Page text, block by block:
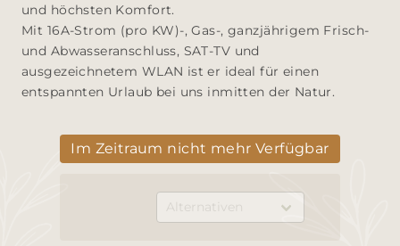
und höchsten Komfort.
Mit 16A-Strom (pro KW)-, Gas-, ganzjährigem Frisch-
und Abwasseranschluss, SAT-TV und
ausgezeichnetem WLAN ist er ideal für einen
entspannten Urlaub bei uns inmitten der Natur.
Im Zeitraum nicht mehr Verfügbar